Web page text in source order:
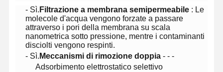
- Sì. Filtrazione a membrana semipermeabile : Le
molecole d'acqua vengono forzate a passare
attraverso i pori della membrana su scala
nanometrica sotto pressione, mentre i contaminanti
disciolti vengono respinti.
- Sì. Meccanismi di rimozione doppia - - -
Adsorbimento elettrostatico selettivo